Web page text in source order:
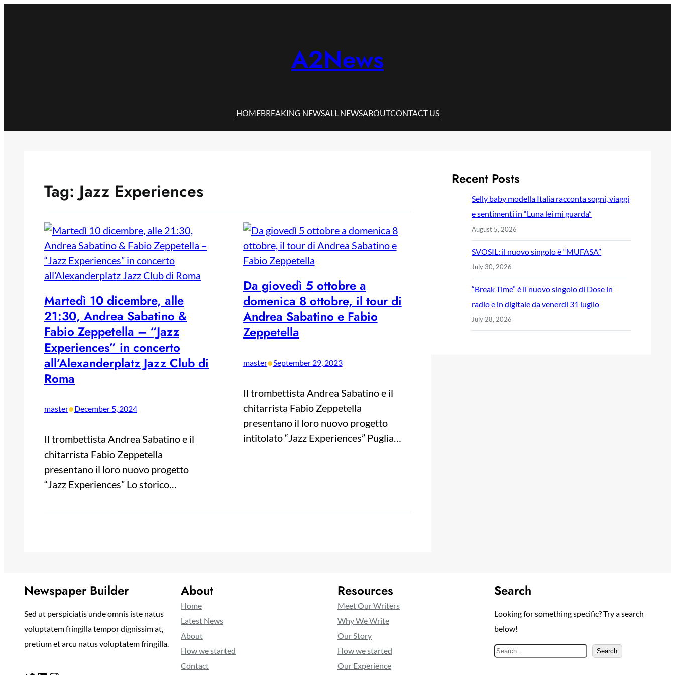
A2News
HOMEBREAKING NEWSALL NEWSABOUTCONTACT US
Tag: Jazz Experiences
Martedì 10 dicembre, alle
21:30, Andrea Sabatino &
Fabio Zeppetella – “Jazz
Experiences” in concerto
all’Alexanderplatz Jazz Club di
Roma
master•December 5, 2024
Il trombettista Andrea Sabatino e il
chitarrista Fabio Zeppetella
presentano il loro nuovo progetto
“Jazz Experiences” Lo storico…
Da giovedì 5 ottobre a
domenica 8 ottobre, il tour di
Andrea Sabatino e Fabio
Zeppetella
master•September 29, 2023
Il trombettista Andrea Sabatino e il
chitarrista Fabio Zeppetella
presentano il loro nuovo progetto
intitolato “Jazz Experiences” Puglia…
Recent Posts
Selly baby modella Italia racconta sogni, viaggi
e sentimenti in “Luna lei mi guarda”
August 5, 2026
SVOSIL: il nuovo singolo è “MUFASA”
July 30, 2026
“Break Time” è il nuovo singolo di Dose in
radio e in digitale da venerdì 31 luglio
July 28, 2026
Newspaper Builder
Sed ut perspiciatis unde omnis iste natus
voluptatem fringilla tempor dignissim at,
pretium et arcu natus voluptatem fringilla.
About
Home
Latest News
About
How we started
Contact
Resources
Meet Our Writers
Why We Write
Our Story
How we started
Our Experience
Search
Looking for something specific? Try a search
below!
S
Search